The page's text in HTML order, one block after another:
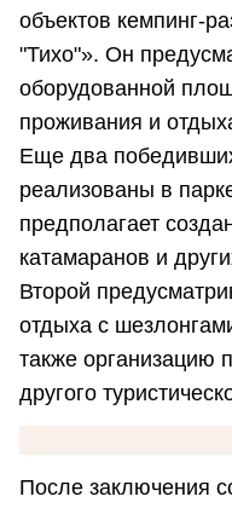
объектов кемпинг-
"Тихо"». Он
оборудованной
проживания и
Еще два
реализованы в
предполагает
катамаранов и
Второй
отдыха с
также организацию
другого
После заключения